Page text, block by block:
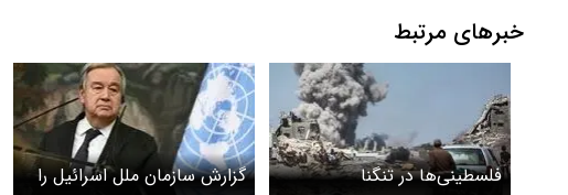
خبرهای مرتبط
فلسطینی‌ها در تنگنا
گزارش سازمان ملل اسرائیل را